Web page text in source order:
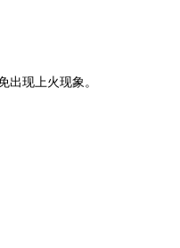
现上火现象。